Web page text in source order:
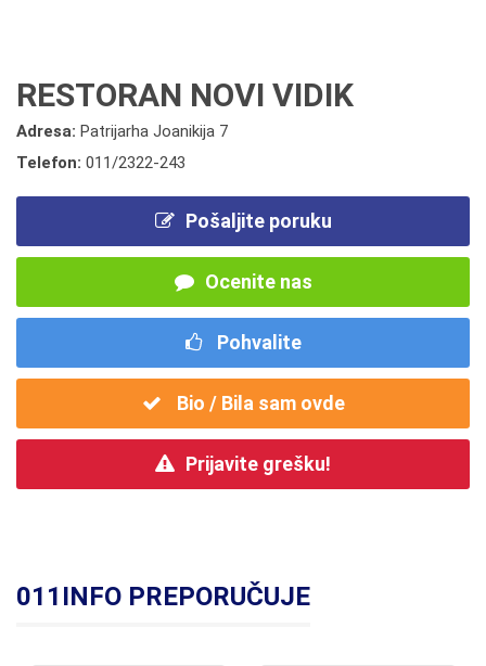
RESTORAN NOVI VIDIK
Adresa: Patrijarha Joanikija 7
Telefon: 011/2322-243
Pošaljite poruku
Ocenite nas
Pohvalite
Bio / Bila sam ovde
Prijavite grešku!
011INFO PREPORUČUJE